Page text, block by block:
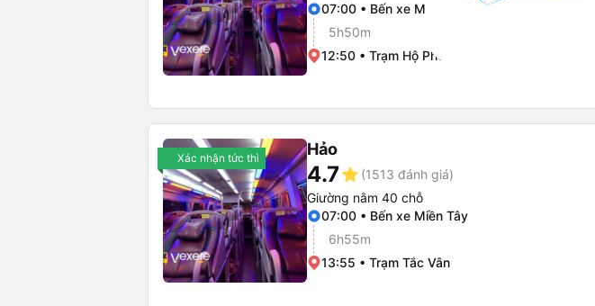
07:00 • Bến xe Miền Tây
5h50m
12:50 • Trạm Hộ Phòng
Xác nhận tức thì Hảo
4.7star (1513 đánh giá)
Giường nằm 40 chỗ
07:00 • Bến xe Miền Tây
6h55m
13:55 • Trạm Tắc Vân